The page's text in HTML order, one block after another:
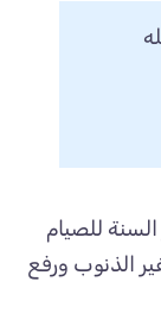
للصيام
الذنوب ورفع